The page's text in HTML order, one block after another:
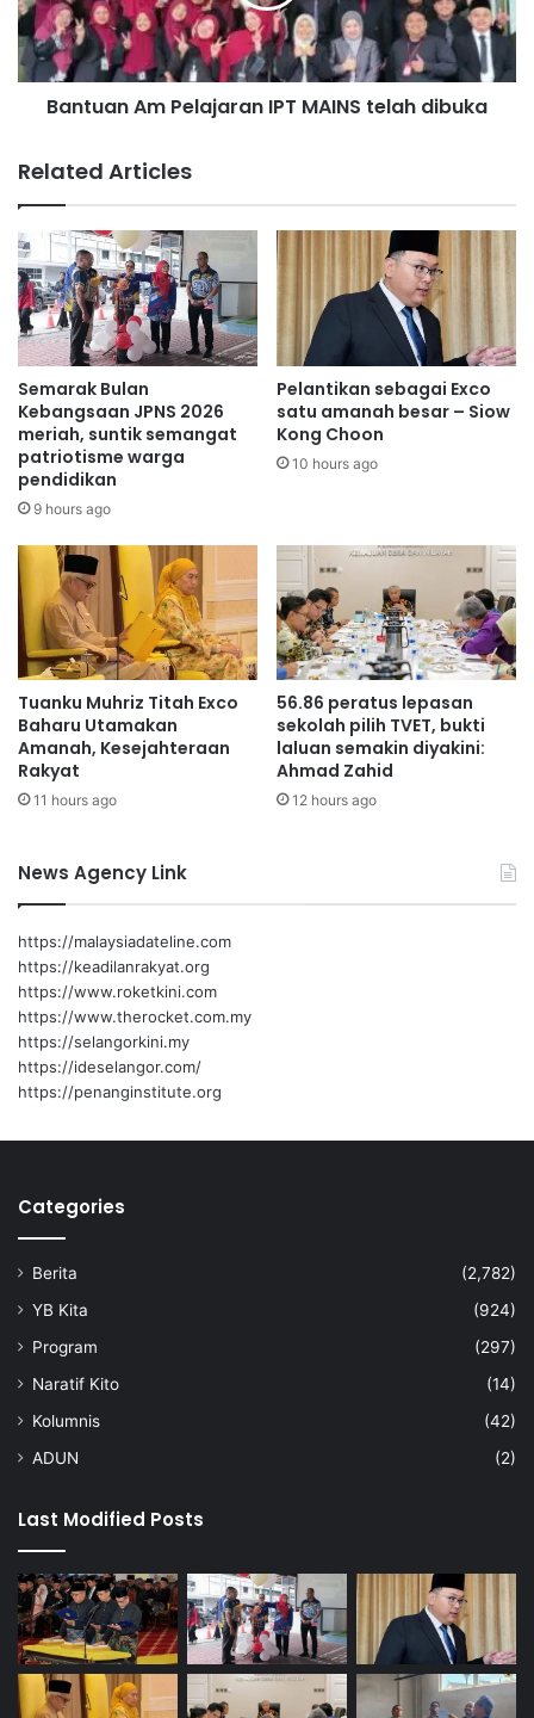
a
m
d
u
k
a
n
I
s
l
a
m
m
e
n
c
u
u
p
i
d
N
e
g
e
r
i
m
b
a
n
A
m
a
j
a
r
a
n
I
P
T
M
A
I
N
S
e
l
a
h
d
i
b
u
k
a
Bantuan Am Pelajaran IPT MAINS telah dibuka
Related Articles
Semarak Bulan
Kebangsaan JPNS 2026
meriah, suntik semangat
patriotisme warga
pendidikan
9 hours ago
Pelantikan sebagai Exco
satu amanah besar – Siow
Kong Choon
10 hours ago
Tuanku Muhriz Titah Exco
Baharu Utamakan
Amanah, Kesejahteraan
Rakyat
11 hours ago
56.86 peratus lepasan
sekolah pilih TVET, bukti
laluan semakin diyakini:
Ahmad Zahid
12 hours ago
News Agency Link
https://malaysiadateline.com
https://keadilanrakyat.org
https://www.roketkini.com
https://www.therocket.com.my
https://selangorkini.my
https://ideselangor.com/
https://penanginstitute.org
Categories
Berita
(2,782)
YB Kita
(924)
Program
(297)
Naratif Kito
(14)
Kolumnis
(42)
ADUN
(2)
Last Modified Posts